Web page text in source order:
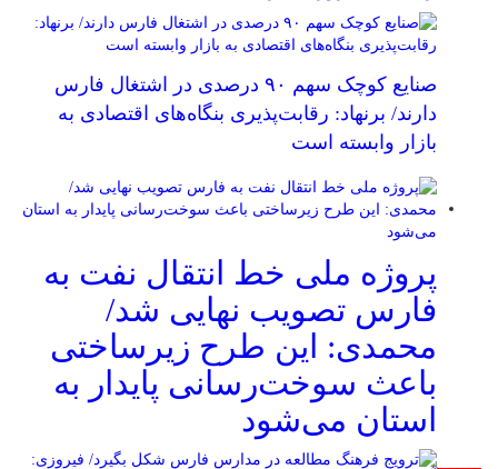
صنایع کوچک سهم ۹۰ درصدی در اشتغال فارس
دارند/ برنهاد: رقابت‌پذیری بنگاه‌های اقتصادی به
بازار وابسته است
پروژه ملی خط انتقال نفت به
فارس تصویب نهایی شد/
محمدی: این طرح زیرساختی
باعث سوخت‌رسانی پایدار به
استان می‌شود